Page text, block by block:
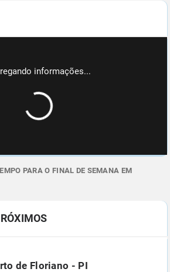
PARA O FINAL DE SEMANA EM
de Floriano - PI